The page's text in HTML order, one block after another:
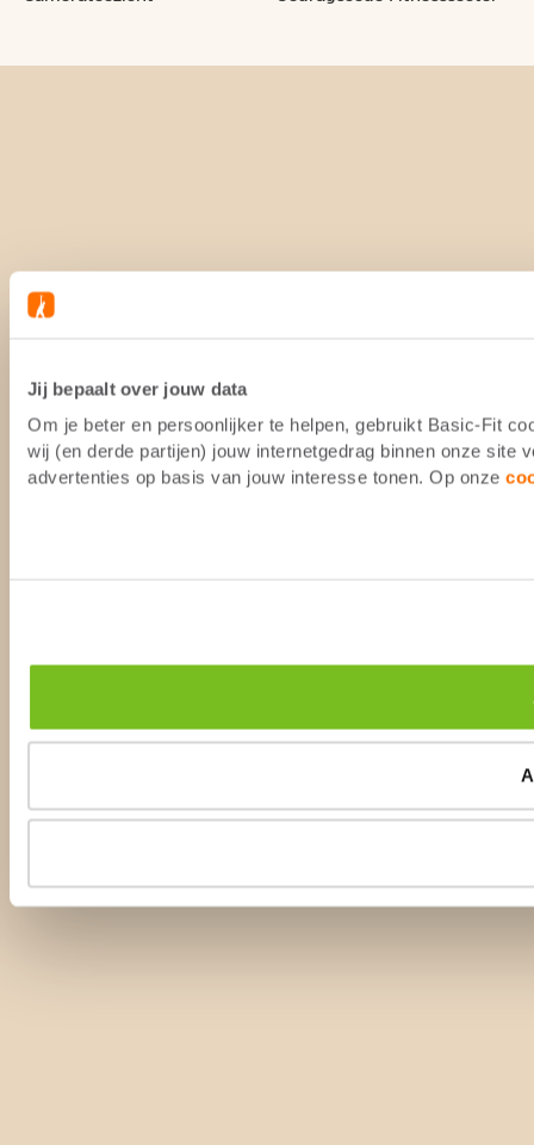
Jij bepaalt over jouw data
Om je beter en persoonlijker te helpen, gebruikt Basic-Fit
wij (en derde partijen) jouw internetgedrag binnen onze site
advertenties op basis van jouw interesse tonen. Op onze